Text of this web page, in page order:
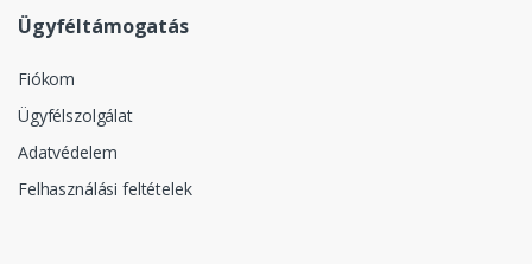
Ügyféltámogatás
Fiókom
Ügyfélszolgálat
Adatvédelem
Felhasználási feltételek